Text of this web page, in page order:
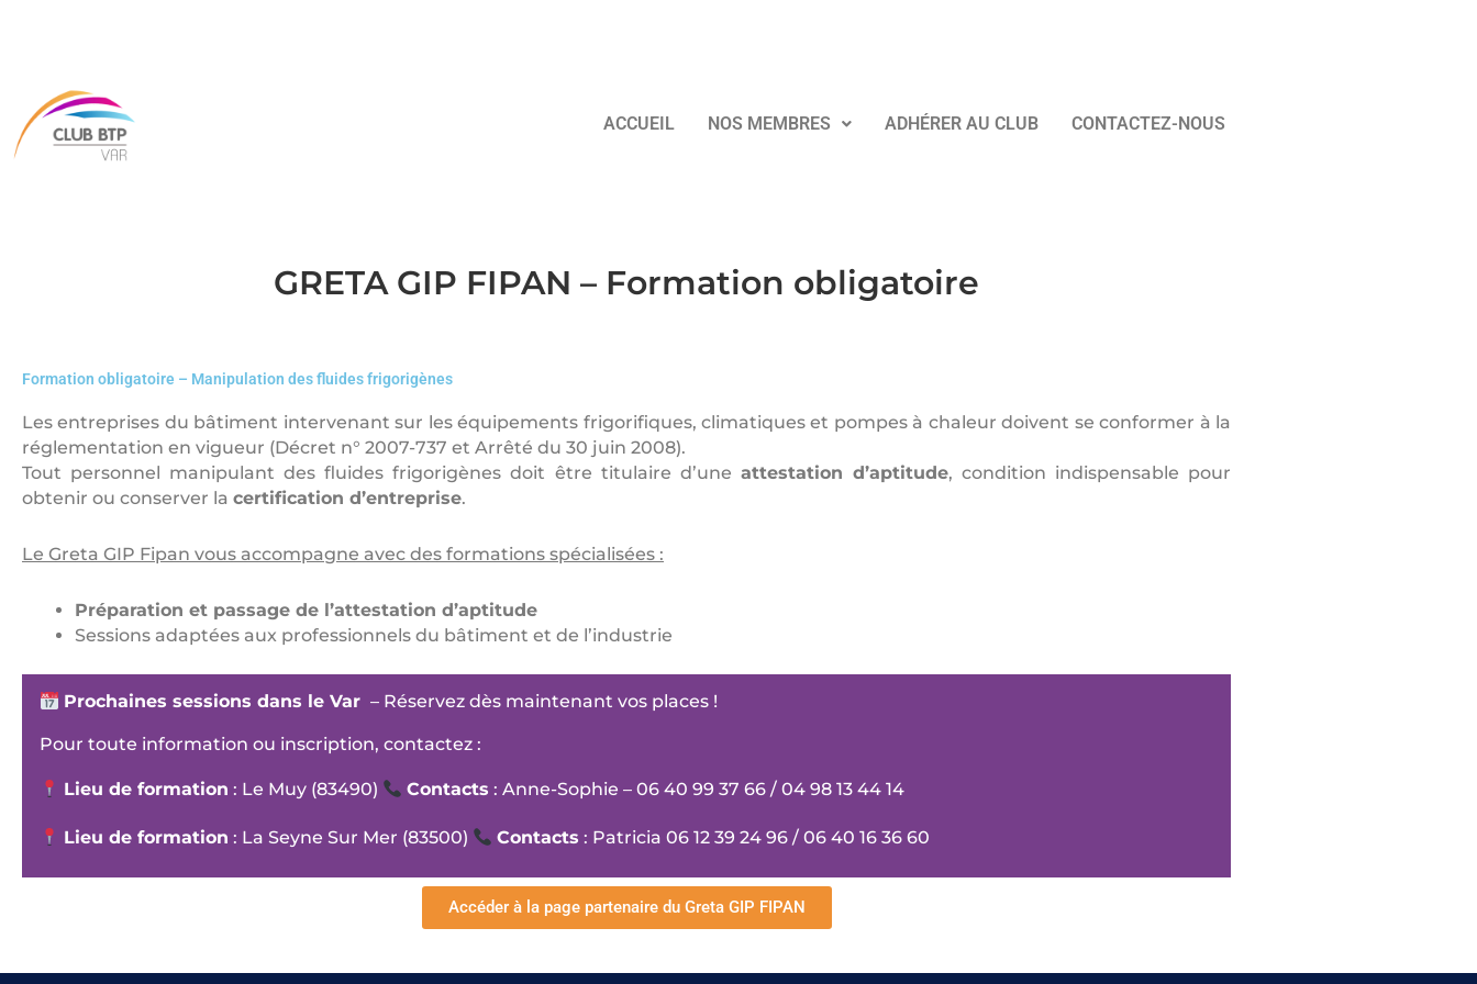
ACCUEIL NOS MEMBRES ADHÉRER AU CLUB CONTACTEZ-NOUS
GRETA GIP FIPAN – Formation obligatoire
Formation obligatoire – Manipulation des fluides frigorigènes
Les entreprises du bâtiment intervenant sur les équipements frigorifiques, climatiques et pompes à chaleur doivent se conformer à la
réglementation en vigueur (Décret n° 2007-737 et Arrêté du 30 juin 2008).
Tout personnel manipulant des fluides frigorigènes doit être titulaire d’une attestation d’aptitude, condition indispensable pour
obtenir ou conserver la certification d’entreprise.
Le Greta GIP Fipan vous accompagne avec des formations spécialisées :
Préparation et passage de l’attestation d’aptitude
Sessions adaptées aux professionnels du bâtiment et de l’industrie
Prochaines sessions dans le Var – Réservez dès maintenant vos places !
Pour toute information ou inscription, contactez :
Lieu de formation : Le Muy (83490) Contacts : Anne-Sophie – 06 40 99 37 66 / 04 98 13 44 14
Lieu de formation : La Seyne Sur Mer (83500) Contacts : Patricia 06 12 39 24 96 / 06 40 16 36 60
Accéder à la page partenaire du Greta GIP FIPAN